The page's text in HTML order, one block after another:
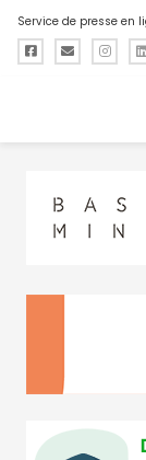
Service de presse en